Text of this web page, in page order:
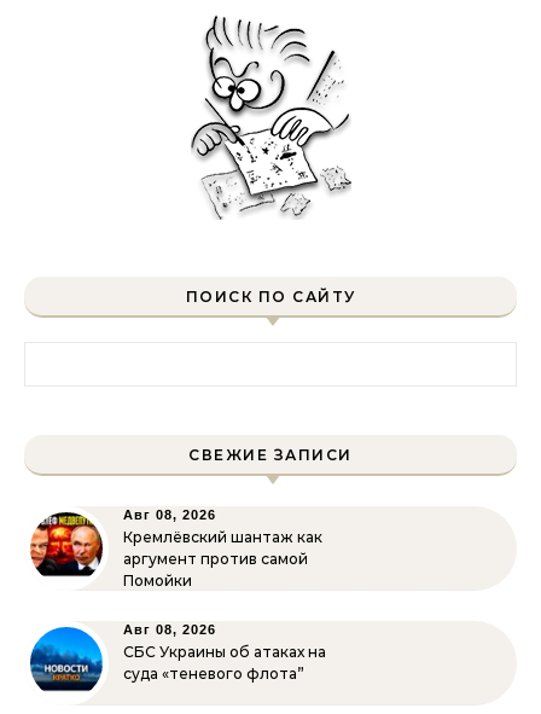
ПОИСК ПО САЙТУ
СВЕЖИЕ ЗАПИСИ
Авг 08, 2026
Кремлёвский шантаж как
аргумент против самой
Помойки
Авг 08, 2026
СБС Украины об атаках на
суда «теневого флота”